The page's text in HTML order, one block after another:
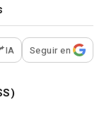
para
IA Seguir en